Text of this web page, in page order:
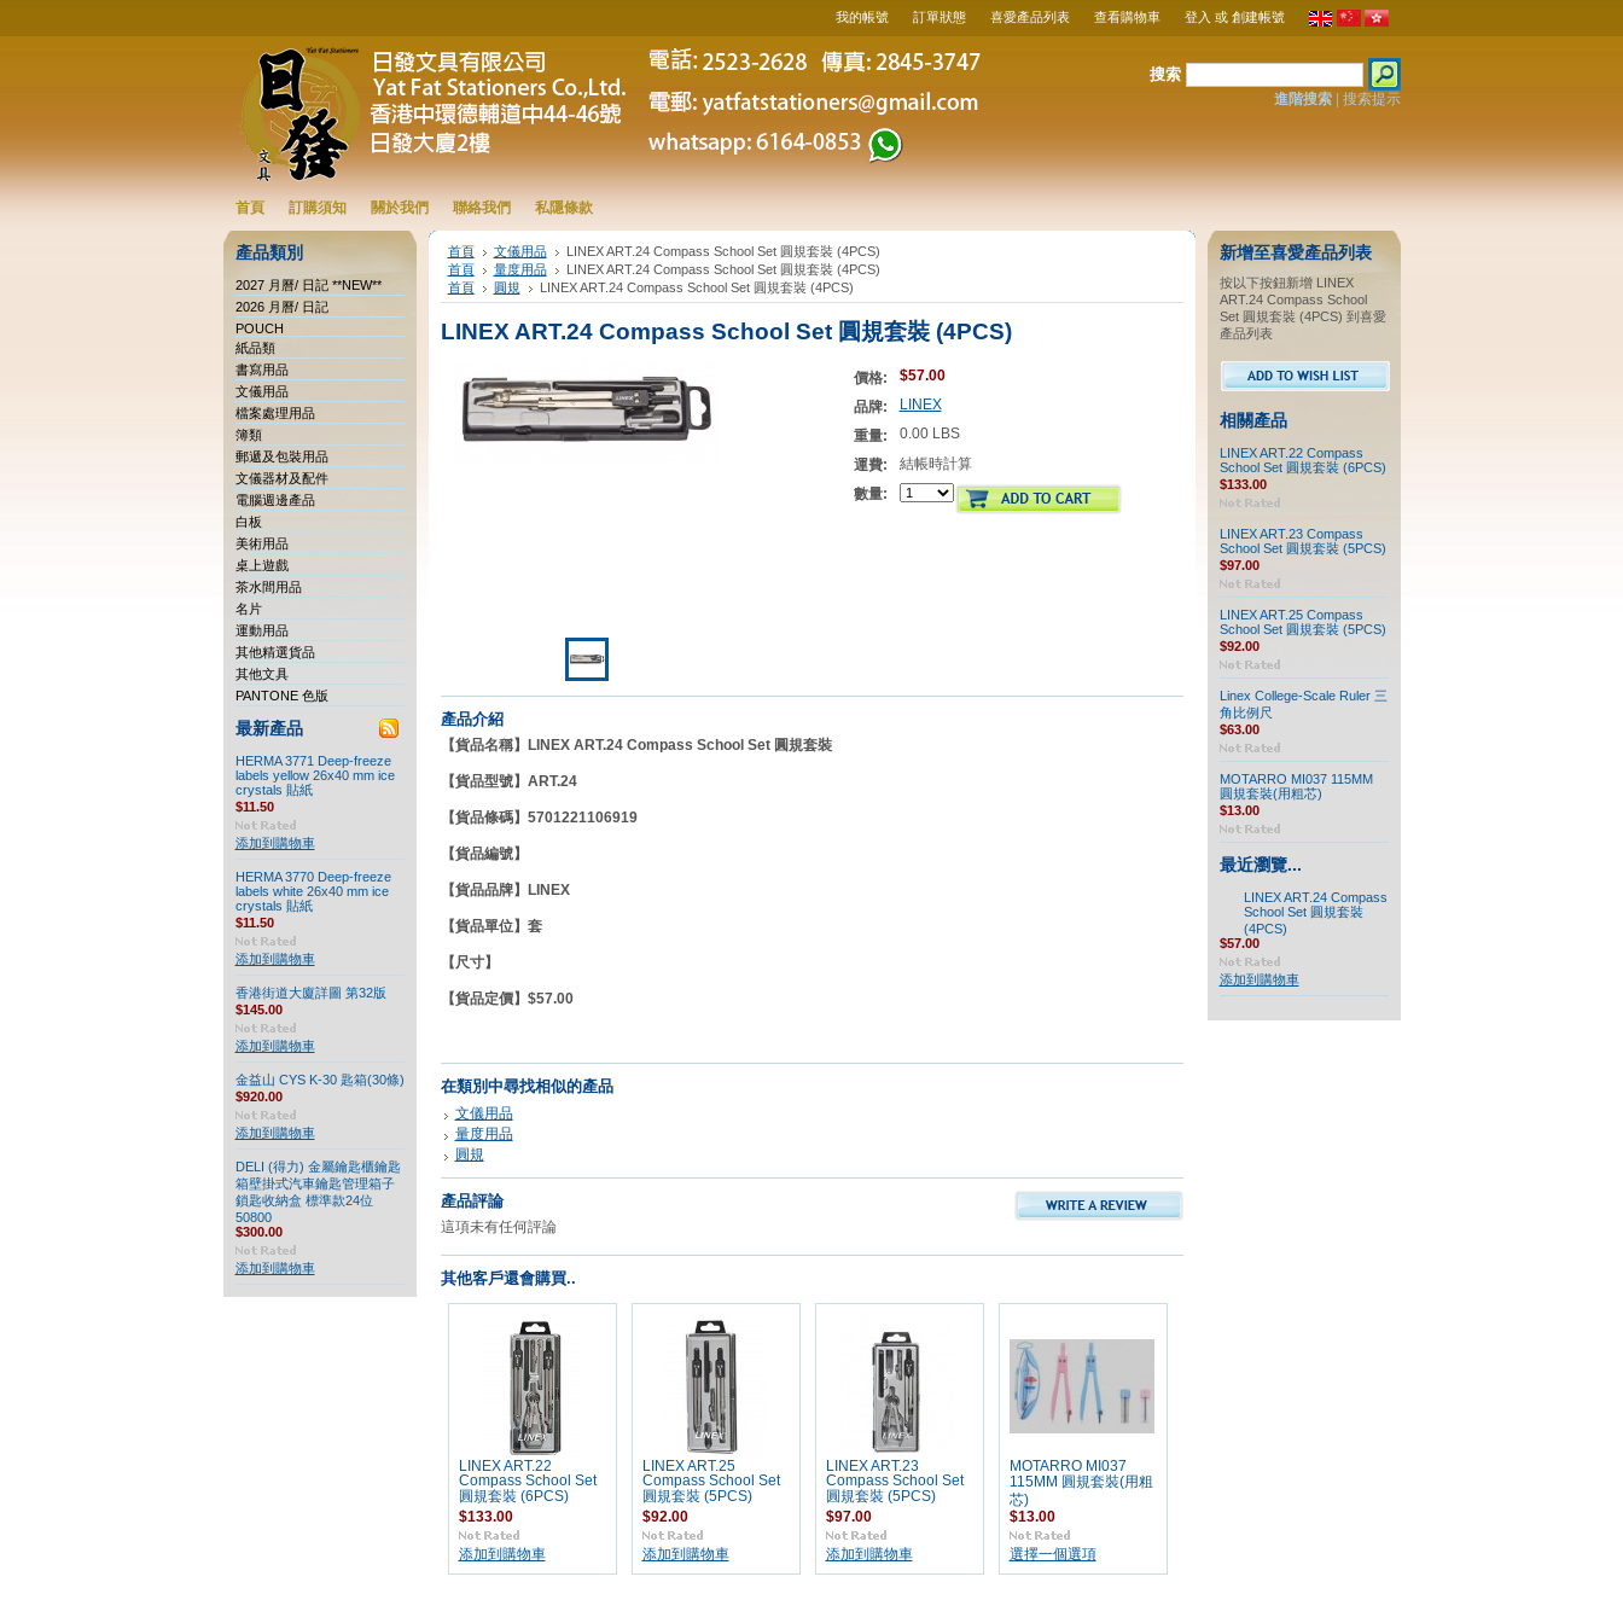
我的帳號 訂單狀態 喜愛產品列表 查看購物車 登入 或 創建帳號
搜索
進階搜索| 搜索提示
首頁 訂購須知 關於我們 聯絡我們 私隱條款
產品類別
2027 月曆/ 日記 **NEW**
2026 月曆/ 日記
POUCH
紙品類
書寫用品
文儀用品
檔案處理用品
簿類
郵遞及包裝用品
文儀器材及配件
電腦週邊產品
白板
美術用品
桌上遊戲
茶水間用品
名片
運動用品
其他精選貨品
其他文具
PANTONE 色版
最新產品
HERMA 3771 Deep-freeze
labels yellow 26x40 mm ice
crystals 貼紙
$11.50
添加到購物車
HERMA 3770 Deep-freeze
labels white 26x40 mm ice
crystals 貼紙
$11.50
添加到購物車
香港街道大廈詳圖 第32版
$145.00
添加到購物車
金益山 CYS K-30 匙箱(30條)
$920.00
添加到購物車
DELI (得力) 金屬鑰匙櫃鑰匙
箱壁掛式汽車鑰匙管理箱子
鎖匙收納盒 標準款24位
50800
$300.00
添加到購物車
首頁 文儀用品
LINEX ART.24 Compass School Set 圓規套裝 (4PCS)
首頁
量度用品
LINEX ART.24 Compass School Set 圓規套裝 (4PCS)
首頁
圓規 LINEX ART.24 Compass School Set 圓規套裝 (4PCS)
LINEX ART.24 Compass School Set 圓規套裝 (4PCS)
價格:
$57.00
品牌:
LINEX
重量:
0.00 LBS
運費:
結帳時計算
數量:
產品介紹
【貨品名稱】LINEX ART.24 Compass School Set 圓規套裝
【貨品型號】 ART.24
【貨品條碼】5701221106919
【貨品編號】
【貨品品牌】 LINEX
【貨品單位】套
【尺寸】
【貨品定價】$57.00
在類別中尋找相似的產品
文儀用品
量度用品
圓規
產品評論
這項未有任何評論
其他客戶還會購買..
LINEX ART.22
Compass School Set
圓規套裝 (6PCS)
$133.00
添加到購物車
LINEX ART.25
Compass School Set
圓規套裝 (5PCS)
$92.00
添加到購物車
LINEX ART.23
Compass School Set
圓規套裝 (5PCS)
$97.00
添加到購物車
MOTARRO MI037
115MM 圓規套裝(用粗
芯)
$13.00
選擇一個選項
新增至喜愛產品列表
按以下按鈕新增 LINEX
ART.24 Compass School
Set 圓規套裝 (4PCS) 到喜愛
產品列表
相關產品
LINEX ART.22 Compass
School Set 圓規套裝 (6PCS)
$133.00
LINEX ART.23 Compass
School Set 圓規套裝 (5PCS)
$97.00
LINEX ART.25 Compass
School Set 圓規套裝 (5PCS)
$92.00
Linex College-Scale Ruler 三
角比例尺
$63.00
MOTARRO MI037 115MM
圓規套裝(用粗芯)
$13.00
最近瀏覽...
LINEX ART.24 Compass
School Set 圓規套裝
(4PCS)
$57.00
添加到購物車